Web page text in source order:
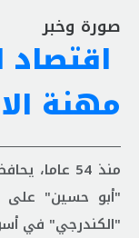
صورة وخبر
اقتصاد
مهنة
منذ 54
"أبو حسين" على
"الكندرجي" في